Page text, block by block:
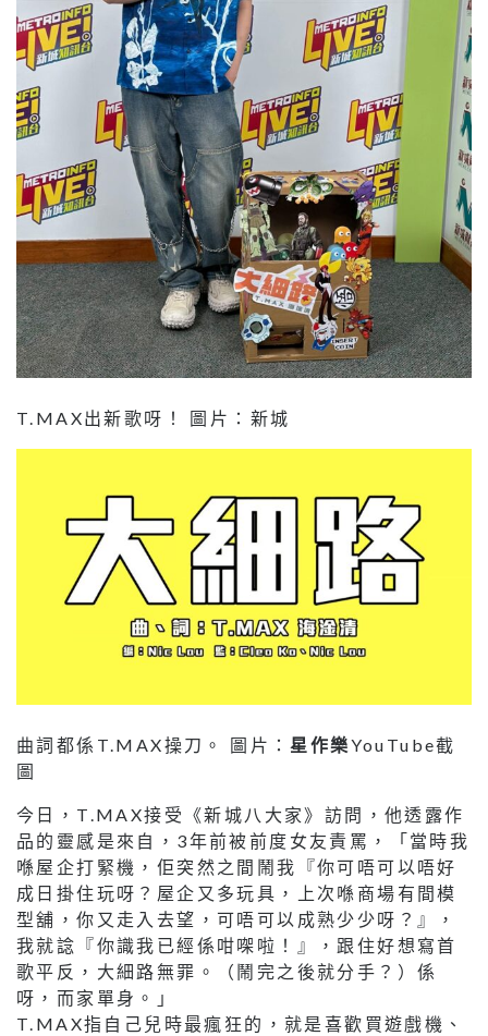
T.MAX出新歌呀！ 圖片：新城
曲詞都係T.MAX操刀。 圖片：星作樂YouTube截
圖
今日，T.MAX接受《新城八大家》訪問，他透露作
品的靈感是來自，3年前被前度女友責罵，「當時我
喺屋企打緊機，佢突然之間鬧我『你可唔可以唔好
成日掛住玩呀？屋企又多玩具，上次喺商場有間模
型舖，你又走入去望，可唔可以成熟少少呀？』，
我就諗『你識我已經係咁㗎啦！』，跟住好想寫首
歌平反，大細路無罪。（鬧完之後就分手？）係
呀，而家單身。」
T.MAX指自己兒時最瘋狂的，就是喜歡買遊戲機、